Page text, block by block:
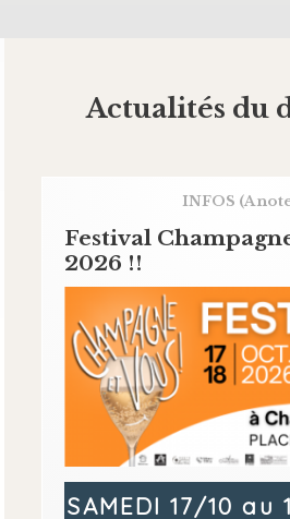
Actualités du
INFOS (A
Festival
2026 !!
SAMEDI 17/10 au